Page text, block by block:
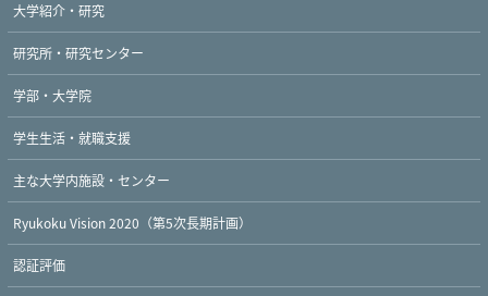
大学紹介・研究
研究所・研究センター
学部・大学院
学生生活・就職支援
主な大学内施設・センター
Ryukoku Vision 2020（第5次長期計画）
認証評価